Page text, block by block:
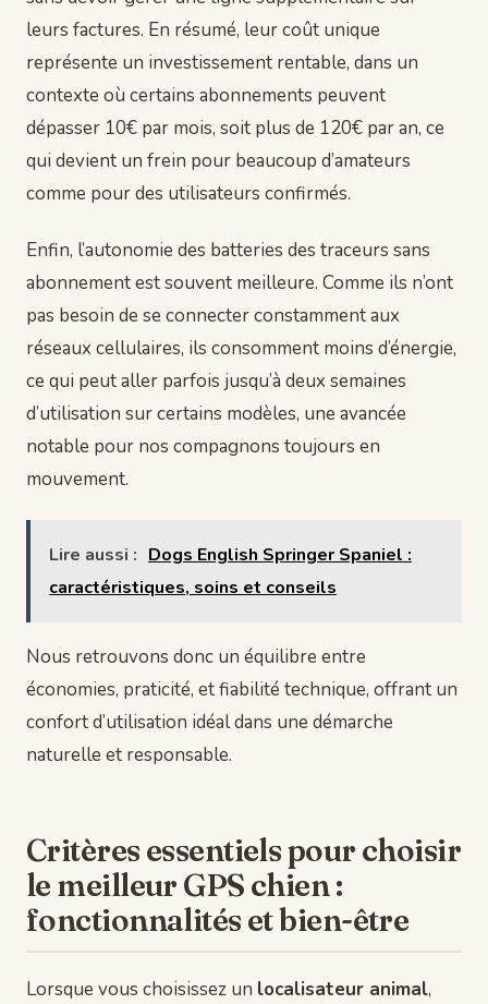
leurs factures. En résumé, leur coût unique
représente un investissement rentable, dans un
contexte où certains abonnements peuvent
dépasser 10€ par mois, soit plus de 120€ par an, ce
qui devient un frein pour beaucoup d’amateurs
comme pour des utilisateurs confirmés.
Enfin, l’autonomie des batteries des traceurs sans
abonnement est souvent meilleure. Comme ils n’ont
pas besoin de se connecter constamment aux
réseaux cellulaires, ils consomment moins d’énergie,
ce qui peut aller parfois jusqu’à deux semaines
d’utilisation sur certains modèles, une avancée
notable pour nos compagnons toujours en
mouvement.
Lire aussi : Dogs English Springer Spaniel :
caractéristiques, soins et conseils
Nous retrouvons donc un équilibre entre
économies, praticité, et fiabilité technique, offrant un
confort d’utilisation idéal dans une démarche
naturelle et responsable.
Critères essentiels pour choisir
le meilleur GPS chien :
fonctionnalités et bien-être
Lorsque vous choisissez un localisateur animal,